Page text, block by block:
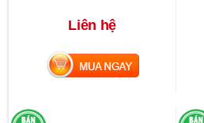
Liên hệ
MUA NGAY